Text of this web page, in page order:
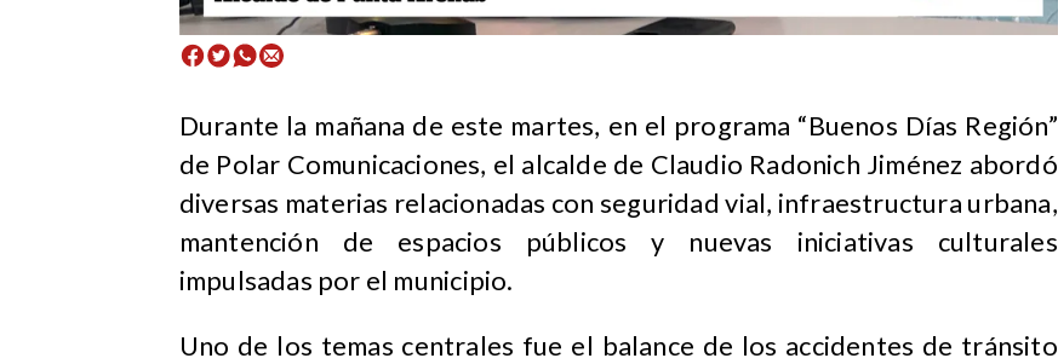
Durante la mañana de este martes, en el programa “Buenos Días Región”
de Polar Comunicaciones, el alcalde de Claudio Radonich Jiménez abordó
diversas materias relacionadas con seguridad vial, infraestructura urbana,
mantención de espacios públicos y nuevas iniciativas culturales
impulsadas por el municipio.
Uno de los temas centrales fue el balance de los accidentes de tránsito